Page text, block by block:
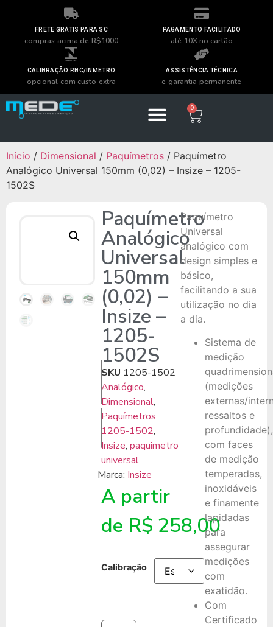
FRETE GRÁTIS PARA SC
compras acima de R$1000
PAGAMENTO FACILITADO
até 10X no cartão
CALIBRAÇÃO RBC/INMETRO
opcional com custo extra
ASSISTÊNCIA TÉCNICA
e garantia permanente
0
Início / Dimensional / Paquímetros / Paquímetro
Analógico Universal 150mm (0,02) – Insize – 1205-
1502S
Paquímetro
Analógico
Universal
150mm
(0,02) –
Insize –
1205-
1502S
SKU 1205-1502
Analógico,
Dimensional,
Paquímetros
1205-1502,
Insize, paquimetro
universal
Marca: Insize
A partir
de R$ 258,00
Calibração
Paquímetro
Universal
analógico com
design simples e
básico,
facilitando a sua
utilização no dia
a dia.
Sistema de
medição
(medições
externas/
ressaltos e
profundidade),
com faces
de medição
temperadas,
inoxidáveis
e finamente
lapidadas
para
assegurar
medições
com
exatidão.
Com
Certificado